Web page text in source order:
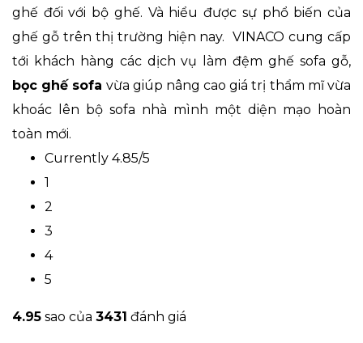
ghế đối với bộ ghế. Và hiểu được sự phổ biến của
ghế gỗ trên thị trường hiện nay. VINACO cung cấp
tới khách hàng các dịch vụ làm đệm ghế sofa gỗ,
bọc ghế sofa vừa giúp nâng cao giá trị thẩm mĩ vừa
khoác lên bộ sofa nhà mình một diện mạo hoàn
toàn mới.
Currently 4.85/5
1
2
3
4
5
4.95 sao của 3431 đánh giá